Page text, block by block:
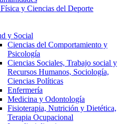
y Ciencias del Deporte
y Social
Ciencias del Comportamiento y
Psicología
Ciencias Sociales, Trabajo social y
Recursos Humanos, Sociología,
Ciencias Políticas
Enfermería
Medicina y Odontología
Fisioterapia, Nutrición y Dietética,
Terapia Ocupacional